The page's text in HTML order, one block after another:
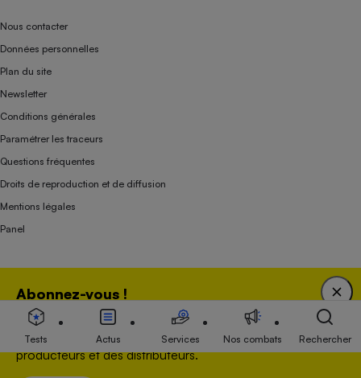
Abonnez-vous !
Bénéficiez d'une expertise unique tout en soutenant
une association 100 % indépendante de l'Etat, des
producteurs et des distributeurs.
Nous contacter
Données personnelles
Plan du site
Newsletter
Conditions générales
Paramétrer les traceurs
Questions fréquentes
Droits de reproduction et de diffusion
Mentions légales
Panel
Association indépendante de l’État, des syndicats, des producteurs et des
distributeurs depuis 1951.
Tests Actus Services Nos combats Rechercher